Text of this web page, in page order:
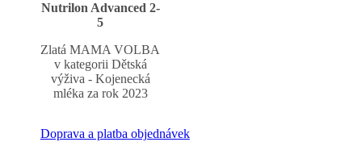
Nutrilon Advanced 2-
5
Zlatá MAMA VOLBA
v kategorii Dětská
výživa - Kojenecká
mléka za rok 2023
Doprava a platba objednávek